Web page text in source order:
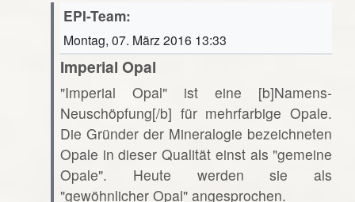
EPI-Team:
Montag, 07. März 2016 13:33
Imperial Opal
"Imperial Opal" ist eine [b]Namens-
Neuschöpfung[/b] für mehrfarbige Opale.
Die Gründer der Mineralogie bezeichneten
Opale in dieser Qualität einst als "gemeine
Opale". Heute werden sie als
"gewöhnlicher Opal" angesprochen.